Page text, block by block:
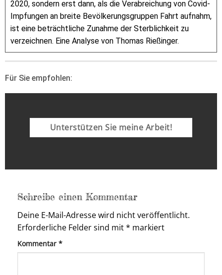
2020, sondern erst dann, als die Verabreichung von Covid-
Impfungen an breite Bevölkerungsgruppen Fahrt aufnahm,
ist eine beträchtliche Zunahme der Sterblichkeit zu
verzeichnen. Eine Analyse von Thomas Rießinger.
Für Sie empfohlen:
Unterstützen Sie meine Arbeit!
Schreibe einen Kommentar
Deine E-Mail-Adresse wird nicht veröffentlicht.
Erforderliche Felder sind mit* markiert
Kommentar *